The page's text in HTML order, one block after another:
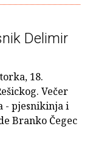
Delimir
18.
Večer
- pjesnikinja i
Branko Čegec